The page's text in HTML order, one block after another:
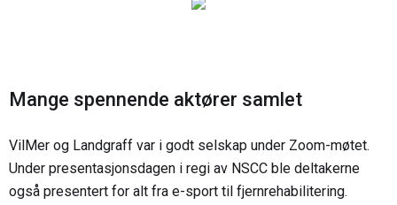
Mange spennende aktører samlet
VilMer og Landgraff var i godt selskap under Zoom-møtet.
Under presentasjonsdagen i regi av NSCC ble deltakerne
også presentert for alt fra e-sport til fjernrehabilitering.